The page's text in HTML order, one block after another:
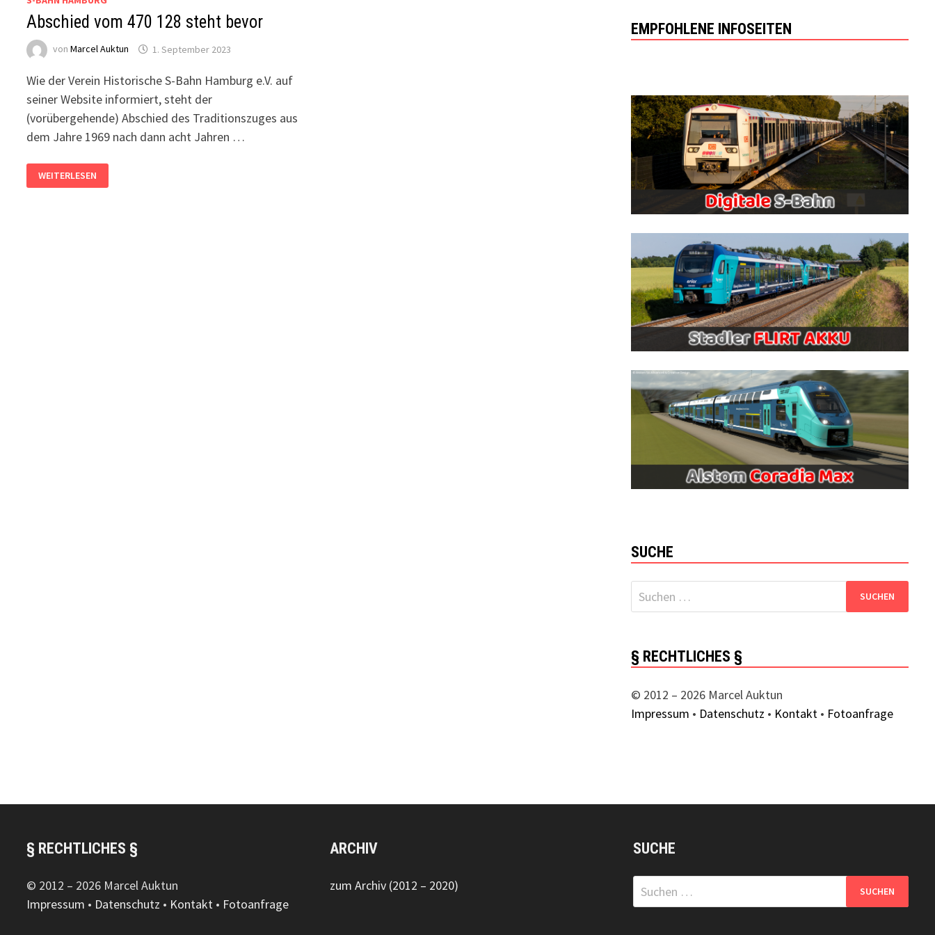
Abschied vom 470 128 steht bevor
vonMarcel Auktun 1. September 2023
Wie der Verein Historische S-Bahn Hamburg e.V. auf
seiner Website informiert, steht der
(vorübergehende) Abschied des Traditionszuges aus
dem Jahre 1969 nach dann acht Jahren …
VOM
470
WEITERLESEN
EMPFOHLENE INFOSEITEN
SUCHE
Suchen
nach:
§ RECHTLICHES §
© 2012 – 2026 Marcel Auktun
Impressum • Datenschutz • Kontakt • Fotoanfrage
§ RECHTLICHES §
© 2012 – 2026 Marcel Auktun
Impressum • Datenschutz • Kontakt • Fotoanfrage
ARCHIV
zum Archiv (2012 – 2020)
SUCHE
Suchen
nach: